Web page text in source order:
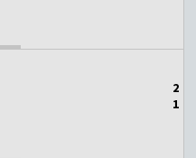
2
1